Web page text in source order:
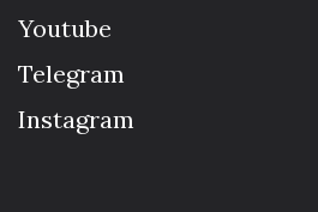
Youtube
Telegram
Instagram